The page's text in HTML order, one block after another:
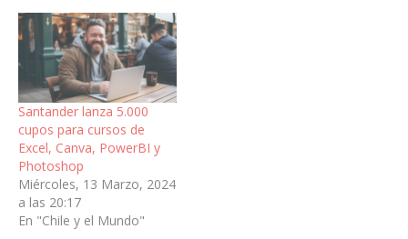
Santander lanza 5.000
cupos para cursos de
Excel, Canva, PowerBI y
Photoshop
Miércoles, 13 Marzo, 2024
a las 20:17
En "Chile y el Mundo"